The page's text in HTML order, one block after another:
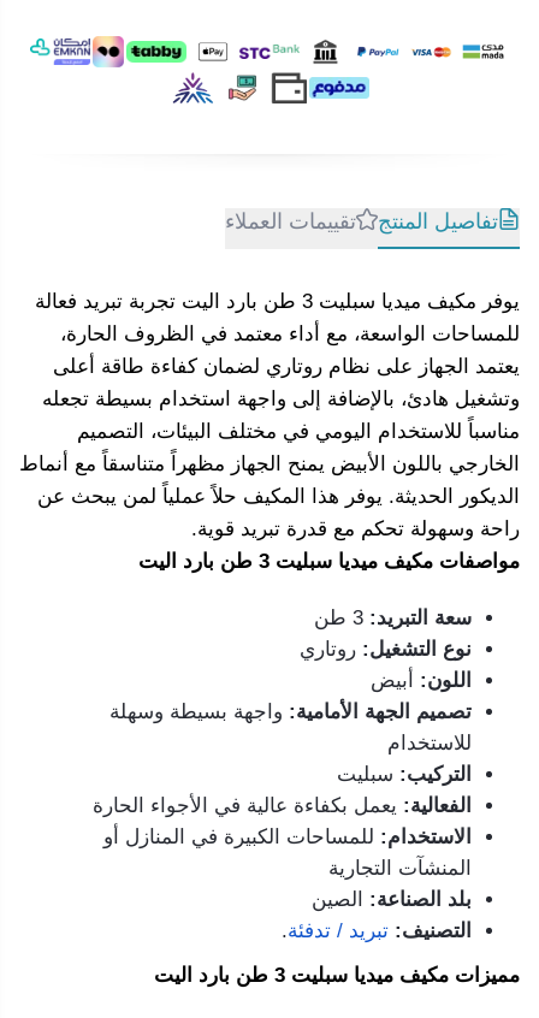
تفاصيل المنتج تقييمات العملاء
يوفر مكيف ميديا سبليت 3 طن بارد اليت تجربة تبريد فعالة
للمساحات الواسعة، مع أداء معتمد في الظروف الحارة،
يعتمد الجهاز على نظام روتاري لضمان كفاءة طاقة أعلى
وتشغيل هادئ، بالإضافة إلى واجهة استخدام بسيطة تجعله
مناسباً للاستخدام اليومي في مختلف البيئات، التصميم
الخارجي باللون الأبيض يمنح الجهاز مظهراً متناسقاً مع أنماط
الديكور الحديثة. يوفر هذا المكيف حلاً عملياً لمن يبحث عن
راحة وسهولة تحكم مع قدرة تبريد قوية.
مواصفات مكيف ميديا سبليت 3 طن بارد اليت
سعة التبريد:
نوع التشغيل: روتاري
اللون: أبيض
تصميم الجهة الأمامية: واجهة بسيطة وسهلة
للاستخدام
التركيب: سبليت
الفعالية: يعمل بكفاءة عالية في الأجواء الحارة
الاستخدام: للمساحات الكبيرة في المنازل أو
المنشآت التجارية
بلد الصناعة: الصين
التصنيف: تبريد / تدفئة.
مميزات مكيف ميديا سبليت 3 طن بارد اليت